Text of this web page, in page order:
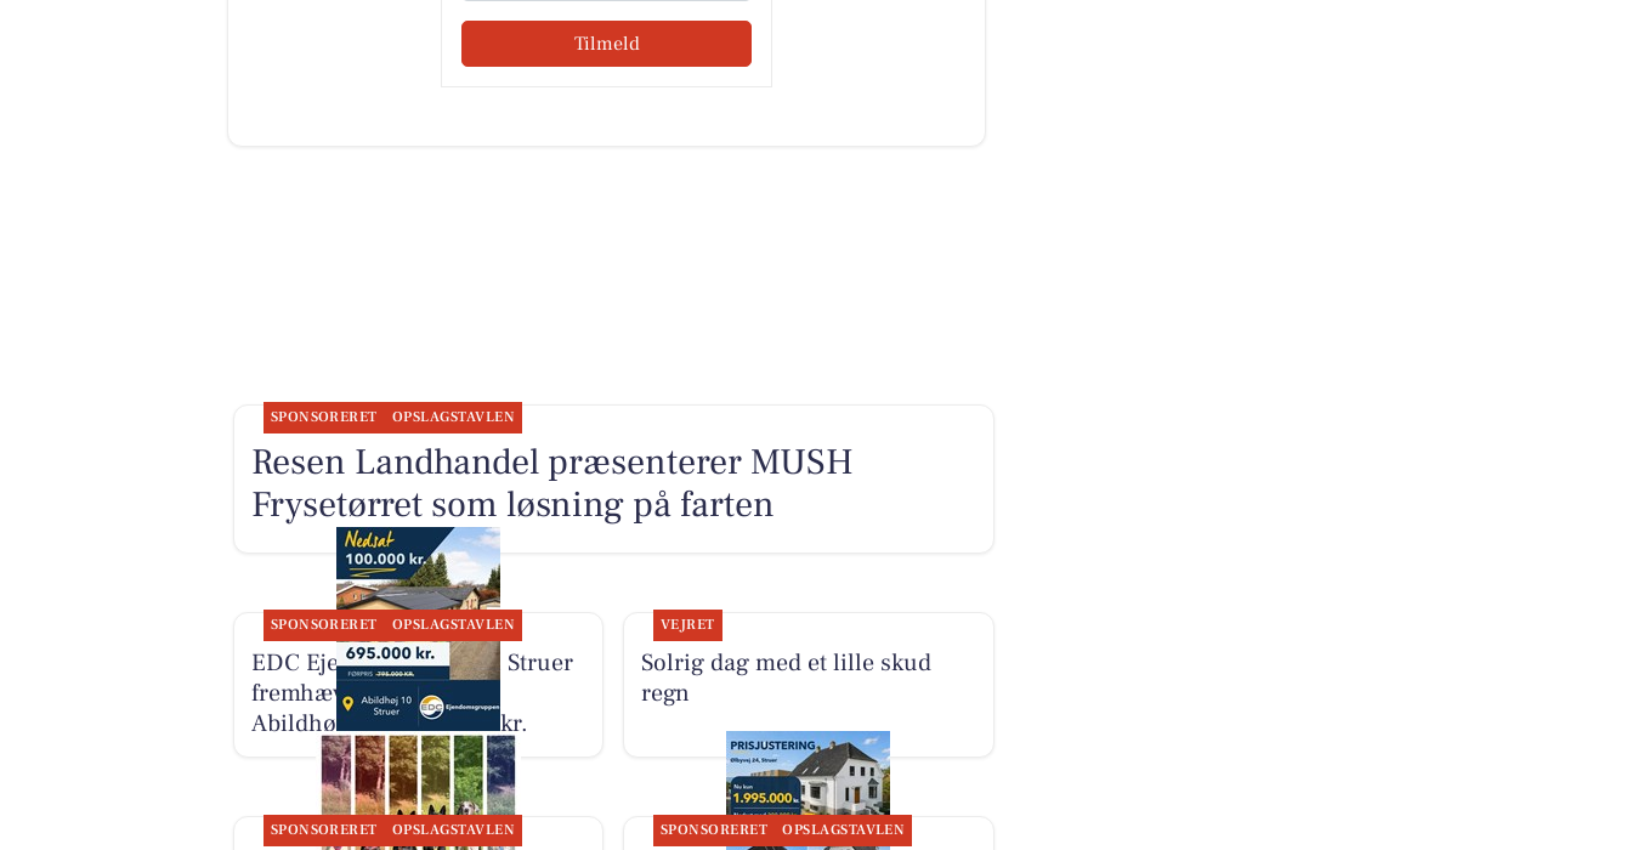
Tilmeld
SPONSORERET OPSLAGSTAVLEN
Resen Landhandel præsenterer MUSH
Frysetørret som løsning på farten
SPONSORERET OPSLAGSTAVLEN
EDC Ejen­doms­grup­pen Struer
fremhæver prisjusteret
Abildhøj 10 til 695.000 kr.
VEJRET
Solrig dag med et lille skud
regn
SPONSORERET OPSLAGSTAVLEN SPONSORERET OPSLAGSTAVLEN